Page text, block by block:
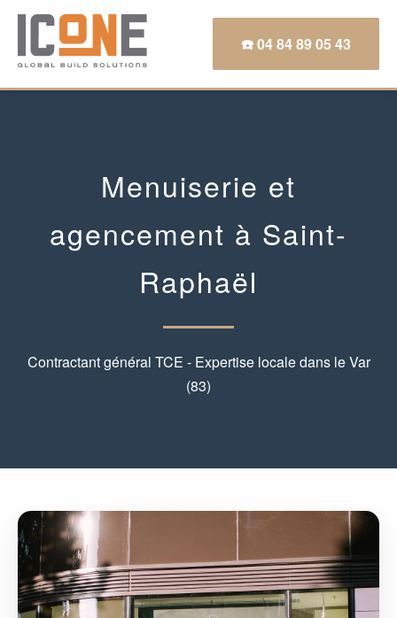
☎️ 04 84 89 05 43
Menuiserie et
agencement à Saint-
Raphaël
Contractant général TCE - Expertise locale dans le Var
(83)